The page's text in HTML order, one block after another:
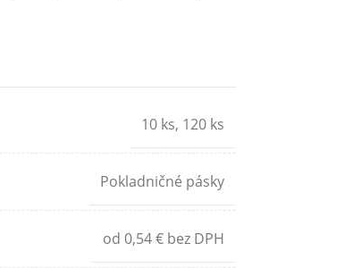
10 ks, 120 ks
Pokladničné pásky
od 0,54 € bez DPH